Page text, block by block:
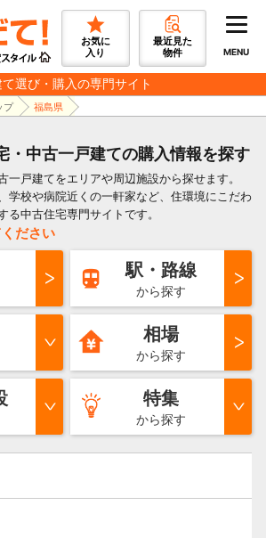
お気に
入り
最近見た
物件
MENU
選び・購入の専門サイト
プ 福島県
・中古一戸建ての購入情報を探す
一戸建てをエリアや周辺施設から探せます。
学校や病院近くの一軒家など、住環境にこだわ
る中古住宅専門サイトです。
ださい
駅・路線
から探す
相場
から探す
特集
から探す